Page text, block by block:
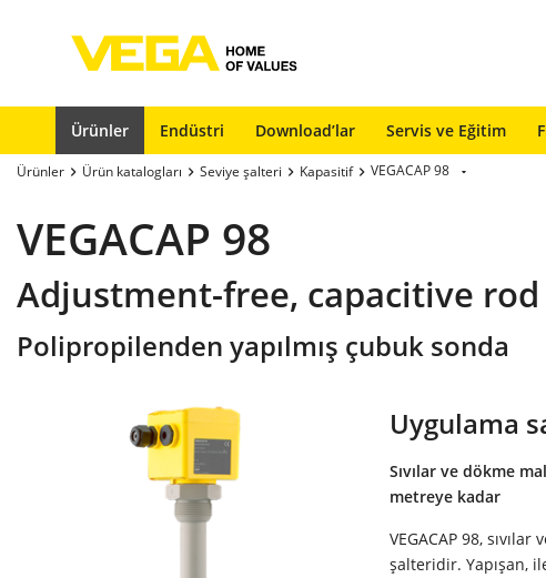
Ürünler Endüstri Download’lar Servis ve Eğitim
Ürünler Ürün katalogları Seviye şalteri Kapasitif VEGACAP 98
VEGACAP 98
Adjustment-free, capacitive
Polipropilenden yapılmış çubuk sonda
Uygulama
Sıvılar ve dökme
metreye kadar
VEGACAP 98,
şalteridir. Yapışan,